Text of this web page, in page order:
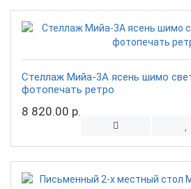
Стеллаж Мийа-3А ясень шимо
фотопечать ретро
8 820.00 р.